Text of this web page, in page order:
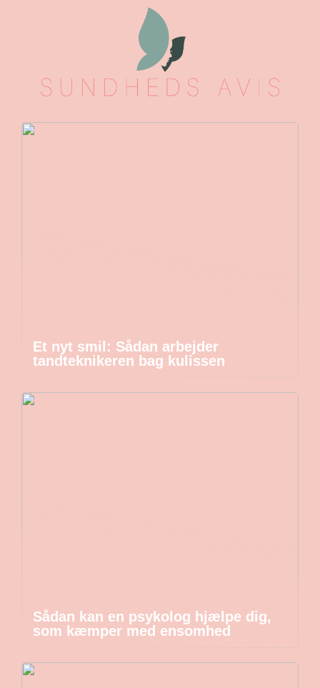
Et nyt smil: Sådan arbejder
tandteknikeren bag kulissen
Sådan kan en psykolog hjælpe dig,
som kæmper med ensomhed